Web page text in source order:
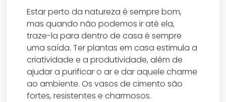
Estar perto da natureza é sempre bom,
mas quando não podemos ir até ela,
traze-la para dentro de casa é sempre
uma saída. Ter plantas em casa estimula a
criatividade e a produtividade, além de
ajudar a purificar o ar e dar aquele charme
ao ambiente. Os vasos de cimento são
fortes, resistentes e charmosos.